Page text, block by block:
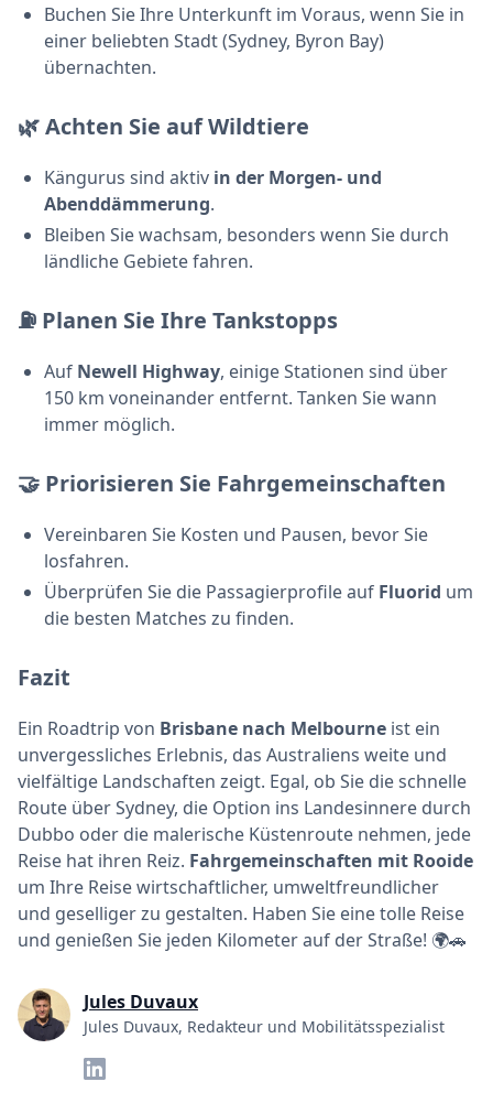
Buchen Sie Ihre Unterkunft im Voraus, wenn Sie in
einer beliebten Stadt (Sydney, Byron Bay)
übernachten.
🌿 Achten Sie auf Wildtiere
Kängurus sind aktiv in der Morgen- und
Abenddämmerung.
Bleiben Sie wachsam, besonders wenn Sie durch
ländliche Gebiete fahren.
⛽ Planen Sie Ihre Tankstopps
Auf Newell Highway, einige Stationen sind über
150 km voneinander entfernt. Tanken Sie wann
immer möglich.
🤝 Priorisieren Sie Fahrgemeinschaften
Vereinbaren Sie Kosten und Pausen, bevor Sie
losfahren.
Überprüfen Sie die Passagierprofile auf Fluorid um
die besten Matches zu finden.
Fazit
Ein Roadtrip von Brisbane nach Melbourne ist ein
unvergessliches Erlebnis, das Australiens weite und
vielfältige Landschaften zeigt. Egal, ob Sie die schnelle
Route über Sydney, die Option ins Landesinnere durch
Dubbo oder die malerische Küstenroute nehmen, jede
Reise hat ihren Reiz. Fahrgemeinschaften mit Rooide
um Ihre Reise wirtschaftlicher, umweltfreundlicher
und geselliger zu gestalten. Haben Sie eine tolle Reise
und genießen Sie jeden Kilometer auf der Straße! 🌍🚗
Jules Duvaux
Jules Duvaux, Redakteur und Mobilitätsspezialist